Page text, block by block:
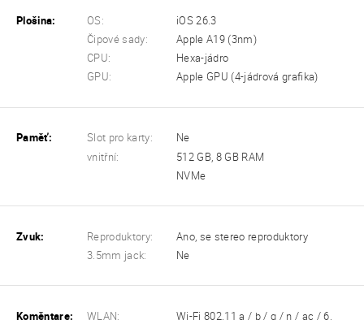
Plošina: OS:
iOS 26.3
Čipové sady:
Apple A19 (3nm)
CPU:
Hexa-jádro
GPU:
Apple GPU (4-jádrová grafika)
Paměť: Slot pro karty:
Ne
vnitřní:
512 GB, 8 GB RAM
NVMe
Zvuk: Reproduktory:
Ano, se stereo reproduktory
3.5mm jack:
Ne
Koměntare: WLAN: Wi-Fi 802.11 a / b / g / n / ac / 6,